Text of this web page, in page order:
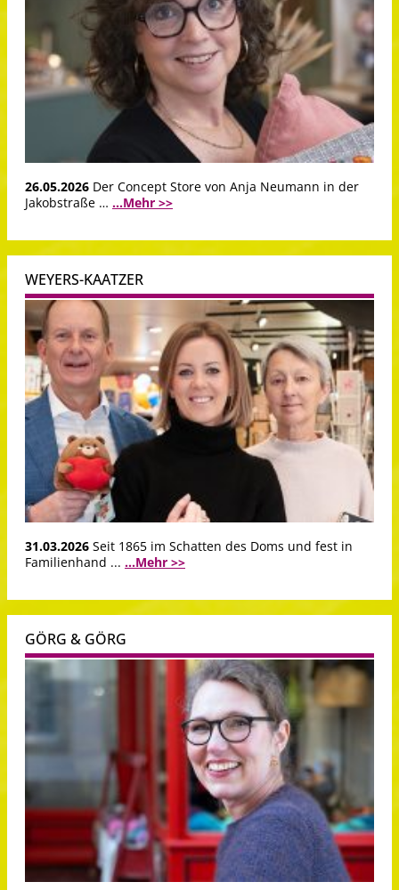
26.05.2026 Der Concept Store von Anja Neumann in der
Jakobstraße … ...Mehr >>
WEYERS-KAATZER
31.03.2026 Seit 1865 im Schatten des Doms und fest in
Familienhand ... ...Mehr >>
GÖRG & GÖRG